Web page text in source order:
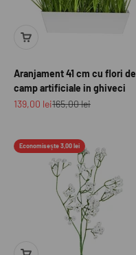
Aranjament 41 cm cu flori de
camp artificiale in ghiveci
Preț redus
139,00 leiPreț normal
165,00 lei
Economisește 3,00 lei